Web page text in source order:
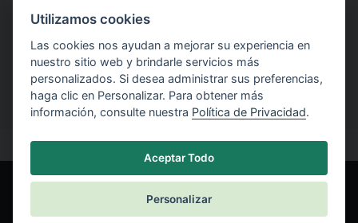
Descargue los Manuales de Ingeniería con las teorías y
explicaciones prácticas del uso de software.
Utilizamos cookies
Las cookies nos ayudan a mejorar su experiencia en
nuestro sitio web y brindarle servicios más
personalizados. Si desea administrar sus preferencias,
haga clic en Personalizar. Para obtener más
información, consulte nuestra Política de Privacidad.
Aceptar Todo
Personalizar